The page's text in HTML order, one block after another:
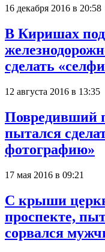
16 декабря 2016 в 20:58
В Киришах
сделать
12 августа 2016 в 13:35
Повредивший
пытался
фотографию»
17 мая 2016 в 09:21
С крыши
проспекте,
сорвался